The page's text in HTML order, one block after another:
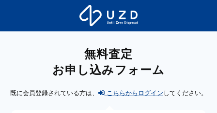
無料査定
お申し込みフォーム
既に会員登録されている方は、 こちらからログイン してください。